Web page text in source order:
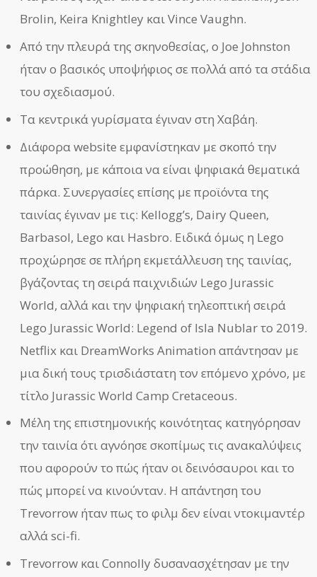
Brolin, Keira Knightley και Vince Vaughn.
Από την πλευρά της σκηνοθεσίας, ο Joe Johnston
ήταν ο βασικός υποψήφιος σε πολλά από τα στάδια
του σχεδιασμού.
Τα κεντρικά γυρίσματα έγιναν στη Χαβάη.
Διάφορα website εμφανίστηκαν με σκοπό την
προώθηση, με κάποια να είναι ψηφιακά θεματικά
πάρκα. Συνεργασίες επίσης με προϊόντα της
ταινίας έγιναν με τις: Kellogg’s, Dairy Queen,
Barbasol, Lego και Hasbro. Ειδικά όμως η Lego
προχώρησε σε πλήρη εκμετάλλευση της ταινίας,
βγάζοντας τη σειρά παιχνιδιών Lego Jurassic
World, αλλά και την ψηφιακή τηλεοπτική σειρά
Lego Jurassic World: Legend of Isla Nublar το 2019.
Netflix και DreamWorks Animation απάντησαν με
μια δική τους τρισδιάστατη τον επόμενο χρόνο, με
τίτλο Jurassic World Camp Cretaceous.
Μέλη της επιστημονικής κοινότητας κατηγόρησαν
την ταινία ότι αγνόησε σκοπίμως τις ανακαλύψεις
που αφορούν το πώς ήταν οι δεινόσαυροι και το
πώς μπορεί να κινούνταν. Η απάντηση του
Trevorrow ήταν πως το φιλμ δεν είναι ντοκιμαντέρ
αλλά sci-fi.
Trevorrow και Connolly δυσανασχέτησαν με την